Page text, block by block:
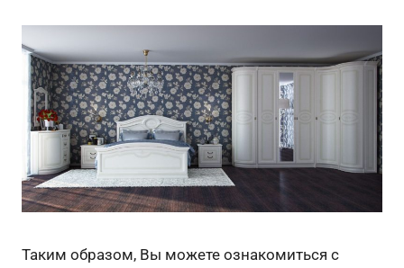
Таким образом, Вы можете ознакомиться с